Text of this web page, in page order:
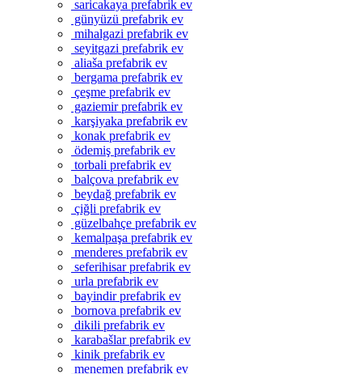
saricakaya prefabrik ev
günyüzü prefabrik ev
mihalgazi prefabrik ev
seyitgazi prefabrik ev
aliaša prefabrik ev
bergama prefabrik ev
çeşme prefabrik ev
gaziemir prefabrik ev
karşiyaka prefabrik ev
konak prefabrik ev
ödemiş prefabrik ev
torbali prefabrik ev
balçova prefabrik ev
beydağ prefabrik ev
çiğli prefabrik ev
güzelbahçe prefabrik ev
kemalpaşa prefabrik ev
menderes prefabrik ev
seferihisar prefabrik ev
urla prefabrik ev
bayindir prefabrik ev
bornova prefabrik ev
dikili prefabrik ev
karabašlar prefabrik ev
kinik prefabrik ev
menemen prefabrik ev